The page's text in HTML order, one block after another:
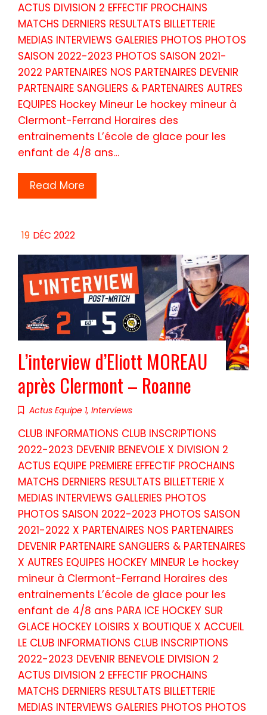
ACTUS DIVISION 2 EFFECTIF PROCHAINS
MATCHS DERNIERS RESULTATS BILLETTERIE
MEDIAS INTERVIEWS GALERIES PHOTOS PHOTOS
SAISON 2022-2023 PHOTOS SAISON 2021-
2022 PARTENAIRES NOS PARTENAIRES DEVENIR
PARTENAIRE SANGLIERS & PARTENAIRES AUTRES
EQUIPES Hockey Mineur Le hockey mineur à
Clermont-Ferrand Horaires des
entrainements L’école de glace pour les
enfant de 4/8 ans…
Read More
19 DÉC 2022
L’interview d’Eliott MOREAU
après Clermont – Roanne
Actus Equipe 1, Interviews
CLUB INFORMATIONS CLUB INSCRIPTIONS
2022-2023 DEVENIR BENEVOLE X DIVISION 2
ACTUS EQUIPE PREMIERE EFFECTIF PROCHAINS
MATCHS DERNIERS RESULTATS BILLETTERIE X
MEDIAS INTERVIEWS GALLERIES PHOTOS
PHOTOS SAISON 2022-2023 PHOTOS SAISON
2021-2022 X PARTENAIRES NOS PARTENAIRES
DEVENIR PARTENAIRE SANGLIERS & PARTENAIRES
X AUTRES EQUIPES HOCKEY MINEUR Le hockey
mineur à Clermont-Ferrand Horaires des
entrainements L’école de glace pour les
enfant de 4/8 ans PARA ICE HOCKEY SUR
GLACE HOCKEY LOISIRS X BOUTIQUE X ACCUEIL
LE CLUB INFORMATIONS CLUB INSCRIPTIONS
2022-2023 DEVENIR BENEVOLE DIVISION 2
ACTUS DIVISION 2 EFFECTIF PROCHAINS
MATCHS DERNIERS RESULTATS BILLETTERIE
MEDIAS INTERVIEWS GALERIES PHOTOS PHOTOS